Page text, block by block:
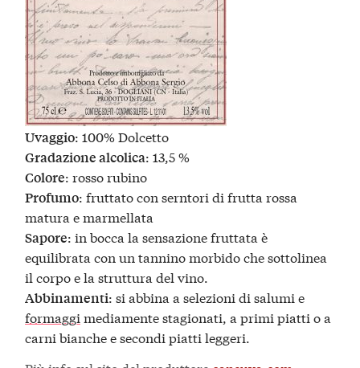
Uvaggio: 100% Dolcetto
Gradazione alcolica: 13,5 %
Colore: rosso rubino
Profumo: fruttato con serntori di frutta rossa
matura e marmellata
Sapore: in bocca la sensazione fruttata è
equilibrata con un tannino morbido che sottolinea
il corpo e la struttura del vino.
Abbinamenti: si abbina a selezioni di salumi e
formaggi mediamente stagionati, a primi piatti o a
carni bianche e secondi piatti leggeri.